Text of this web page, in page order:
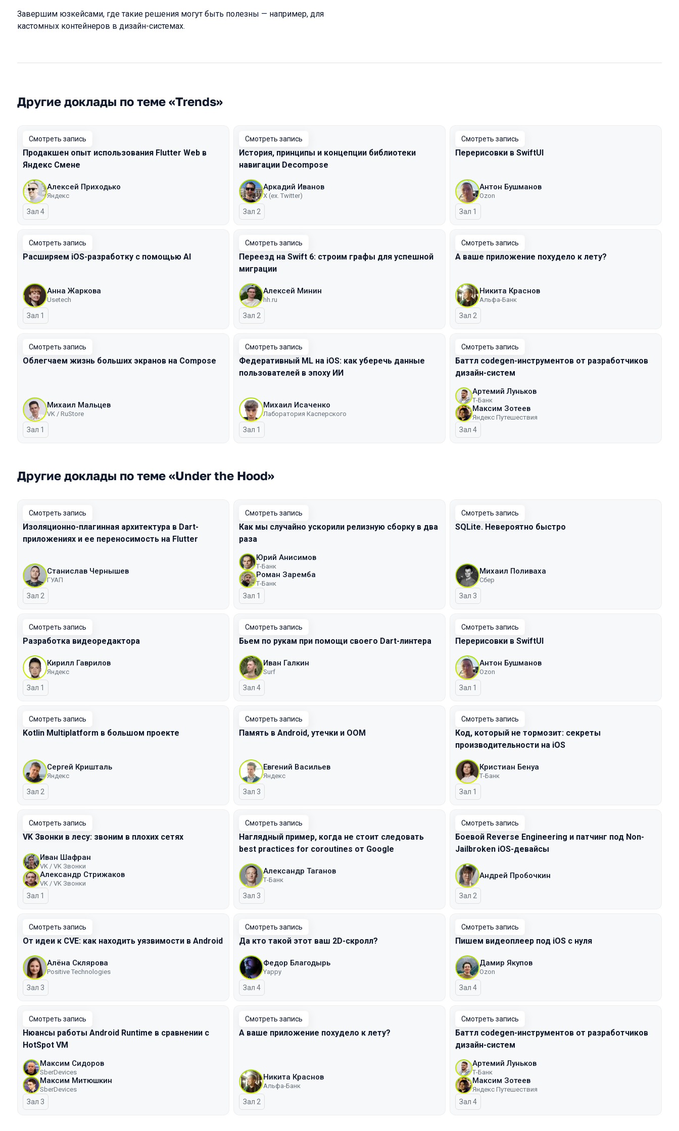
Завершим юзкейсами, где такие решения могут быть полезны — например, для
кастомных контейнеров в дизайн-системах.
Другие доклады по теме «Trends»
Смотреть запись
Продакшен опыт использования Flutter Web в
Яндекс Смене
Алексей Приходько
Яндекс
Зал 4
Смотреть запись
История, принципы и концепции библиотеки
навигации Decompose
Аркадий Иванов
X (ex. Twitter)
Зал 2
Смотреть запись
Перерисовки в SwiftUI
Антон Бушманов
Ozon
Зал 1
Смотреть запись
Расширяем iOS-разработку с помощью AI
Анна Жаркова
Usetech
Зал 1
Смотреть запись
Переезд на Swift 6: строим графы для успешной
миграции
Алексей Минин
hh.ru
Зал 2
Смотреть запись
А ваше приложение похудело к лету?
Никита Краснов
Альфа-Банк
Зал 2
Смотреть запись
Облегчаем жизнь больших экранов на Compose
Михаил Мальцев
VK / RuStore
Зал 1
Смотреть запись
Федеративный ML на iOS: как уберечь данные
пользователей в эпоху ИИ
Михаил Исаченко
Лаборатория Касперского
Зал 1
Смотреть запись
Баттл codegen-инструментов от разработчиков
дизайн-систем
Артемий Луньков
Т-Банк
Максим Зотеев
Яндекс Путешествия
Зал 4
Другие доклады по теме «Under the Hood»
Смотреть запись
Изоляционно-плагинная архитектура в Dart-
приложениях и ее переносимость на Flutter
Станислав Чернышев
ГУАП
Зал 2
Смотреть запись
Как мы случайно ускорили релизную сборку в два
раза
Юрий Анисимов
Т-Банк
Роман Заремба
Т-Банк
Зал 1
Смотреть запись
SQLite. Невероятно быстро
Михаил Поливаха
Сбер
Зал 3
Смотреть запись
Разработка видеоредактора
Кирилл Гаврилов
Яндекс
Зал 1
Смотреть запись
Бьем по рукам при помощи своего Dart-линтера
Иван Галкин
Surf
Зал 4
Смотреть запись
Перерисовки в SwiftUI
Антон Бушманов
Ozon
Зал 1
Смотреть запись
Kotlin Multiplatform в большом проекте
Сергей Кришталь
Яндекс
Зал 2
Смотреть запись
Память в Android, утечки и OOM
Евгений Васильев
Яндекс
Зал 3
Смотреть запись
Код, который не тормозит: секреты
производительности на iOS
Кристиан Бенуа
Т-Банк
Зал 1
Смотреть запись
VK Звонки в лесу: звоним в плохих сетях
Иван Шафран
VK / VK Звонки
Александр Стрижаков
VK / VK Звонки
Зал 1
Смотреть запись
Наглядный пример, когда не стоит следовать
best practices for coroutines от Google
Александр Таганов
Т-Банк
Зал 3
Смотреть запись
Боевой Reverse Engineering и патчинг под Non-
Jailbroken iOS-девайсы
Андрей Пробочкин
Зал 2
Смотреть запись
От идеи к CVE: как находить уязвимости в Android
Алёна Склярова
Positive Technologies
Зал 3
Смотреть запись
Да кто такой этот ваш 2D-скролл?
Федор Благодырь
Yappy
Зал 4
Смотреть запись
Пишем видеоплеер под iOS с нуля
Дамир Якупов
Ozon
Зал 4
Смотреть запись
Нюансы работы Android Runtime в сравнении с
HotSpot VM
Максим Сидоров
SberDevices
Максим Митюшкин
SberDevices
Зал 3
Смотреть запись
А ваше приложение похудело к лету?
Никита Краснов
Альфа-Банк
Зал 2
Смотреть запись
Баттл codegen-инструментов от разработчиков
дизайн-систем
Артемий Луньков
Т-Банк
Максим Зотеев
Яндекс Путешествия
Зал 4